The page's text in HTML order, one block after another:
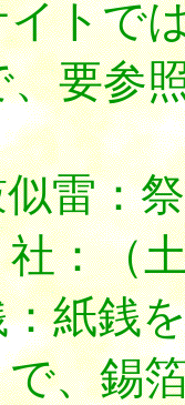
トで
要参
雷：
：（
紙銭
、錫